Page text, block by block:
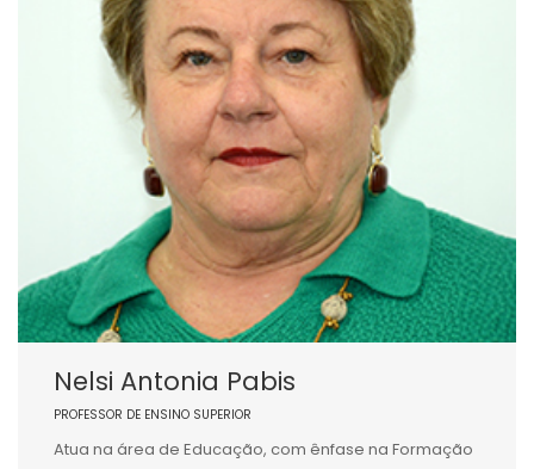
Nelsi Antonia Pabis
PROFESSOR DE ENSINO SUPERIOR
Atua na área de Educação, com ênfase na Formação